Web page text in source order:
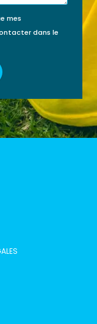
mes
dans le
MA
MOI-
MÊME